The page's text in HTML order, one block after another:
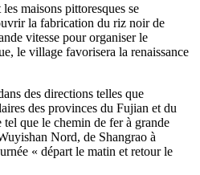
maisons pittoresques se
la fabrication du riz noir de
vitesse pour organiser le
le village favorisera la renaissance
des directions telles que
des provinces du Fujian et du
que le chemin de fer à grande
Nord, de Shangrao à
« départ le matin et retour le